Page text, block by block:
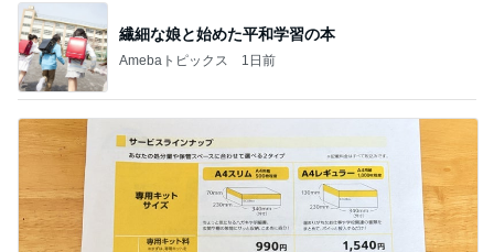
繊細な娘と始めた平和学習の本
Amebaトピックス 1日前